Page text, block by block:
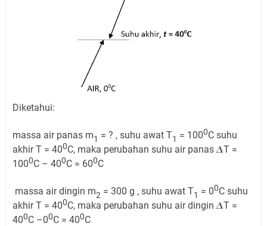
Diketahui:
massa air panas m1 = ? , suhu awat T1 = 1000C suhu
akhir T = 400C, maka perubahan suhu air panas 𝜟T =
1000C – 400C = 600C
massa air dingin m2 = 300 g , suhu awat T1 = 00C suhu
akhir T = 400C, maka perubahan suhu air dingin 𝜟T =
400C –00C = 400C